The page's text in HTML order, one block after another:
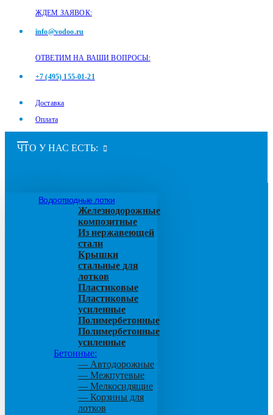
ЖДЕМ ЗАЯВОК:
info@vodoo.ru
ОТВЕТИМ НА ВАШИ ВОПРОСЫ:
+7 (495) 155-01-21
Доставка
Оплата
ЧТО У НАС ЕСТЬ:
Водоотводные лотки
Железнодорожные
композитные
Из нержавеющей
стали
Крышки
стальные для
лотков
Пластиковые
Пластиковые
усиленные
Полимербетонные
Полимербетонные
усиленные
Бетонные:
— Автодорожные
— Межпутевые
— Мелкосидящие
— Корзины для
лотков